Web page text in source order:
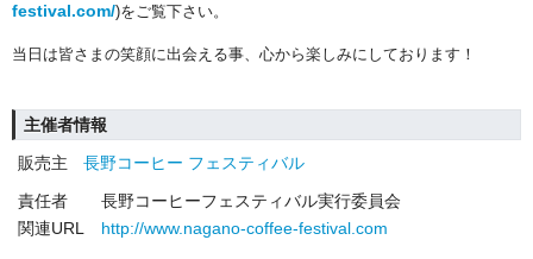
festival.com/)をご覧下さい。
当日は皆さまの笑顔に出会える事、心から楽しみにしております！
主催者情報
販売主
長野コーヒー フェスティバル
責任者
長野コーヒーフェスティバル実行委員会
関連URL
http://www.nagano-coffee-festival.com